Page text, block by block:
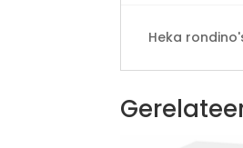
Heka